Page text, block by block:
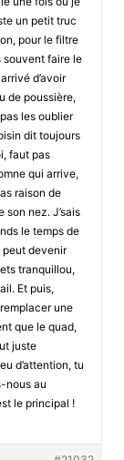
un petit truc
pour le filtre
souvent faire le
d’avoir
de poussière,
les oublier
dit toujours
faut pas
qui arrive,
raison de
nez. J’sais
le temps de
devenir
tranquillou,
Et puis,
une
que le quad,
juste
d’attention, tu
nous au
le principal !